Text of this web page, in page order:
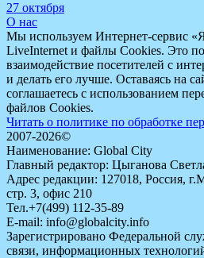
27 октября
О нас
Мы используем Интернет-сервис
LiveInternet и файлы Cookies. Это
взаимодействие посетителей с
и делать его лучше. Оставаясь на
соглашаетесь с использованием
файлов Cookies.
Читать о политике по обработке
2007-2026©
Наименование: Global City
Главный редактор: Цыганова
Адрес редакции: 127018, Россия,
стр. 3, офис 210
Тел.+7(499) 112-35-89
E-mail: info@globalcity.info
Зарегистрировано Федеральной
связи, информационных